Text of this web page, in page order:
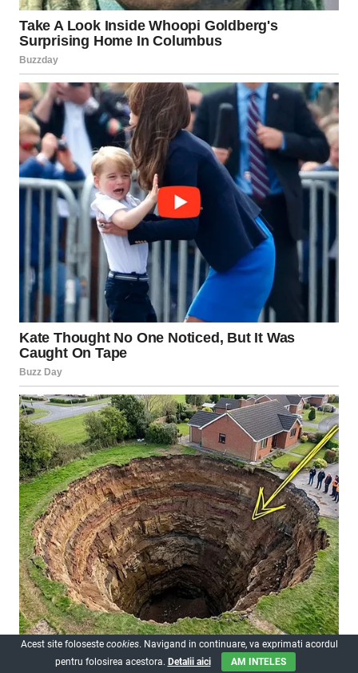
Acest site foloseste cookies. Navigand in continuare, va exprimati acordul
pentru folosirea acestora. Detalii aici AM INTELES